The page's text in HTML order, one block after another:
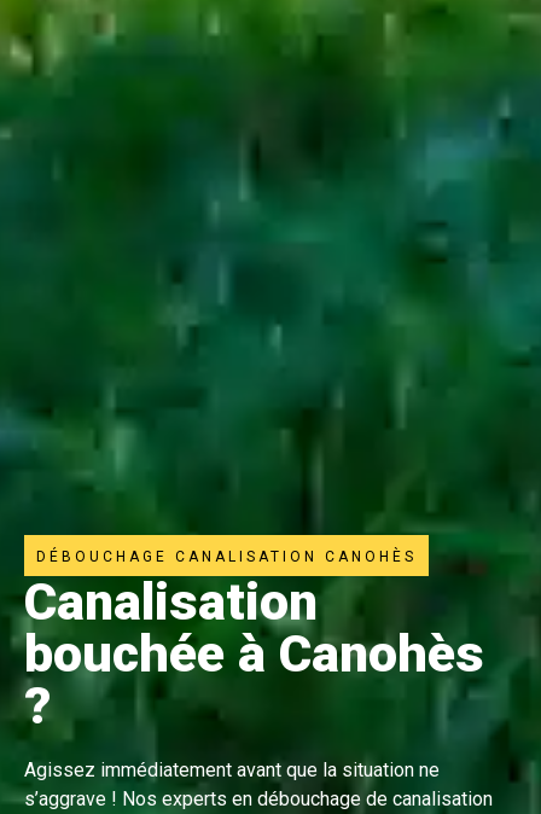
DÉBOUCHAGE CANALISATION CANOHÈS
Canalisation
bouchée à Canohès
?
Agissez immédiatement avant que la situation ne
s’aggrave ! Nos experts en débouchage de canalisation